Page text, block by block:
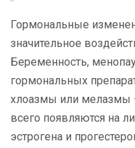
Гормональные
значительное
Беременность,
гормональных
хлоазмы или мелазмы
всего появляются на
эстрогена и